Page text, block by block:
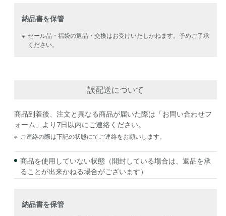
納品書を保管
※ セール品・福袋の返品・交換はお受けいたしかねます。予めご了承
ください。
誤配送について
商品到着後、注文と異なる商品が届いた際は「お問い合わせフ
ォーム」より7日以内にご連絡ください。
※ ご連絡の際は下記の状態にてご連絡をお願いします。
商品を使用していない状態（開封している場合は、返品を承
ることが出来かねる場合がございます）
納品書を保管